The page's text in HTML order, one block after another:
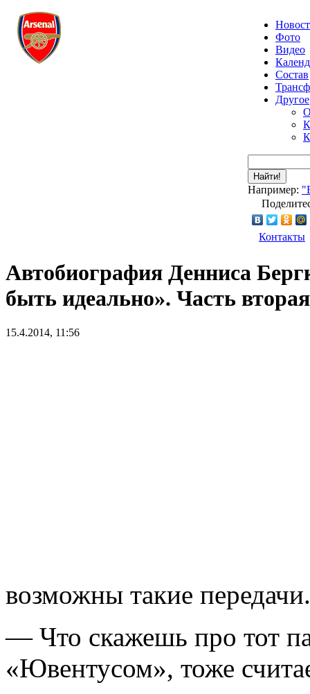
Фото
Видео
Состав
Другое
Найти!
Например:
Контакты
Автобиография Денниса
быть идеально». Часть вторая
15.4.2014, 11:56
возможны такие передачи.
— Что скажешь про тот
«Ювентусом», тоже